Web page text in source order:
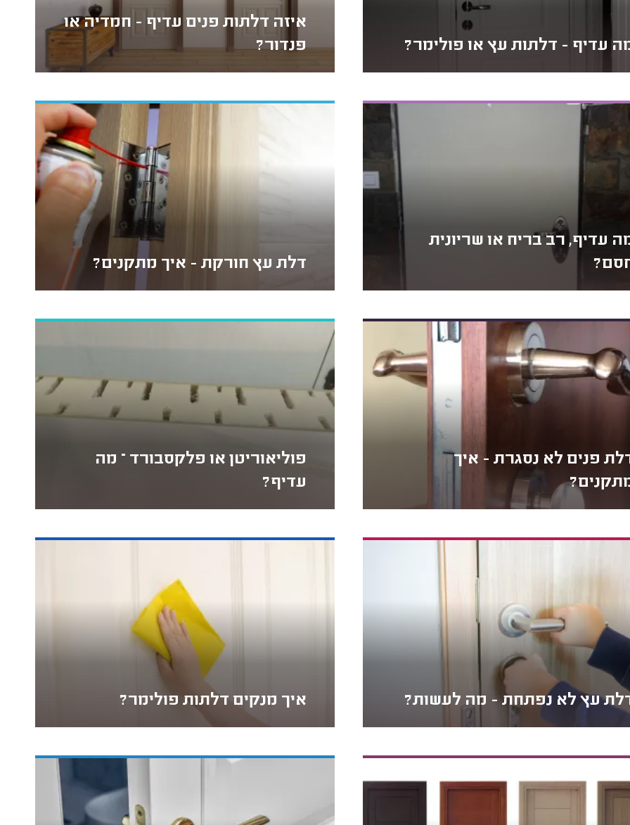
עדיף - דלתות עץ או פולימר?
איזה דלתות פנים עדיף - חמדיה או
פנדור?
עדיף, רב בריח או שריונית
דלת עץ חורקת - איך מתקנים?
פנים לא נסגרת - איך
פוליאוריטן או פלקסבורד – מה
עדיף?
עץ לא נפתחת - מה לעשות? איך מנקים דלתות פולימר?